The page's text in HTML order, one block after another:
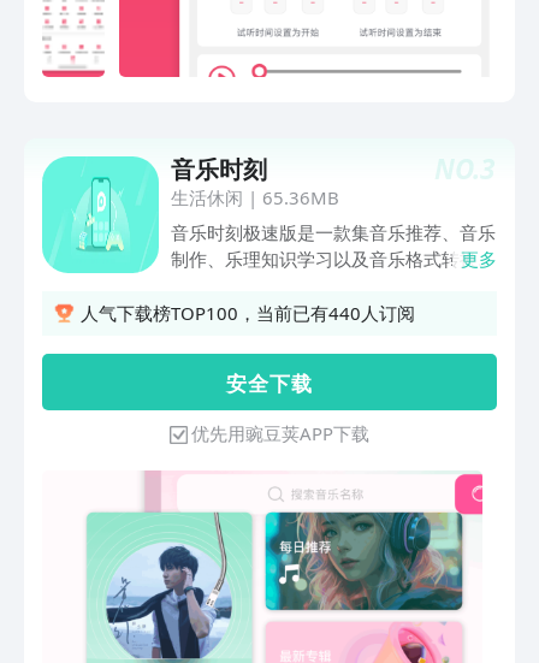
混响效果28、反转相位29、Lrc歌词编辑
30、修改音乐信息31、音乐翻唱32、简
易编曲33、植入广告34、大文件分享
文字43、m3u8下载
NO.3
音乐时刻
生活休闲 | 65.36MB
音乐时刻极速版是一款集音乐推荐、音乐
制作、乐理知识学习以及音乐格式转换于
丰富的音乐工具，帮助用户轻松探索音乐
实现音乐格式的灵活转换。音乐时刻极速
版操作简便，它为用户提供了全方位的音
乐体验和学习资源，也能不断提升自己的
音乐技能和素养。
更多
人气下载榜TOP100，当前已有440人订阅
安 全 下 载
优先用豌豆荚APP下载